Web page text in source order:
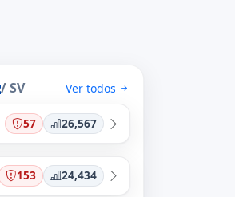
/ SV Ver todos
57 26,567
153 24,434